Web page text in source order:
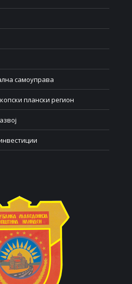
самоуправа
плански регион